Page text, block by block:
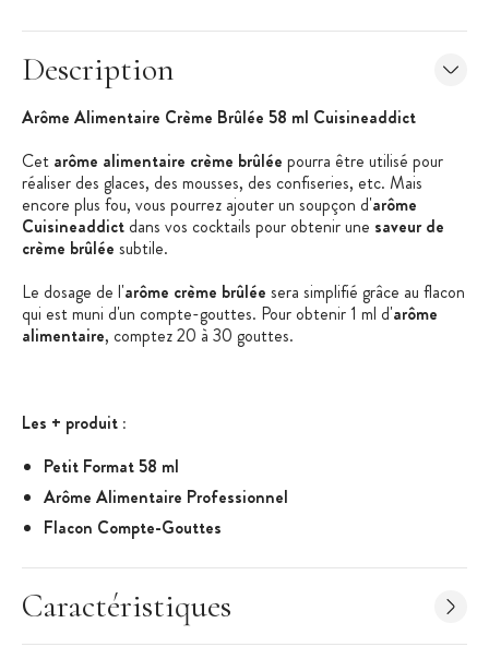
Description
Arôme Alimentaire Crème Brûlée 58 ml Cuisineaddict
Cet arôme alimentaire crème brûlée pourra être utilisé pour
réaliser des glaces, des mousses, des confiseries, etc. Mais
encore plus fou, vous pourrez ajouter un soupçon d'arôme
Cuisineaddict dans vos cocktails pour obtenir une saveur de
crème brûlée subtile.
Le dosage de l'arôme crème brûlée sera simplifié grâce au flacon
qui est muni d'un compte-gouttes. Pour obtenir 1 ml d'arôme
alimentaire, comptez 20 à 30 gouttes.
Les + produit :
Petit Format 58 ml
Arôme Alimentaire Professionnel
Flacon Compte-Gouttes
Caractéristiques de l'Arôme Alimentaire:
Arôme Alimentaire Professionnel
Saveur : Crème brûlée
Arôme Naturel : Non
Caractéristiques